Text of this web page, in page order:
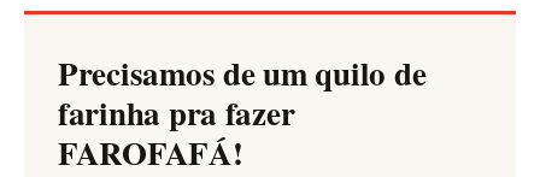
Precisamos de um quilo de
farinha pra fazer
FAROFAFÁ!